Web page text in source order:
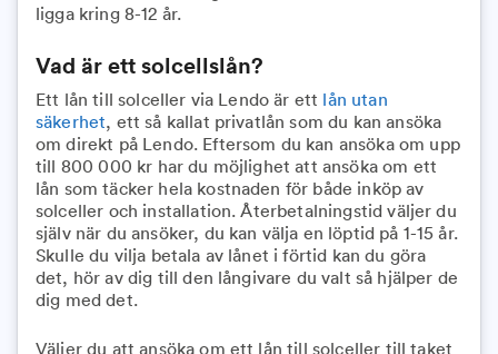
ligga kring 8-12 år.
Vad är ett solcellslån?
Ett lån till solceller via Lendo är ett lån utan
säkerhet, ett så kallat privatlån som du kan ansöka
om direkt på Lendo. Eftersom du kan ansöka om upp
till 800 000 kr har du möjlighet att ansöka om ett
lån som täcker hela kostnaden för både inköp av
solceller och installation. Återbetalningstid väljer du
själv när du ansöker, du kan välja en löptid på 1-15 år.
Skulle du vilja betala av lånet i förtid kan du göra
det, hör av dig till den långivare du valt så hjälper de
dig med det.
Väljer du att ansöka om ett lån till solceller till taket